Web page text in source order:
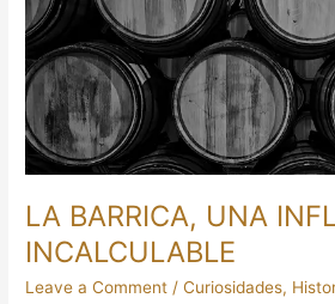
LA BARRICA, UNA
INCALCULABLE
Leave a Comment /Curiosidades,
INFLUENCIA
INCALCULABLE